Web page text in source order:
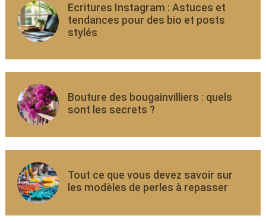
Ecritures Instagram : Astuces et
tendances pour des bio et posts
stylés
Bouture des bougainvilliers : quels
sont les secrets ?
Tout ce que vous devez savoir sur
les modèles de perles à repasser